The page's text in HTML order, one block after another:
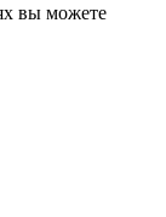
вы можете